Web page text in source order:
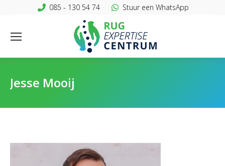
085 - 130 54 74 Stuur een WhatsApp
Jesse Mooij